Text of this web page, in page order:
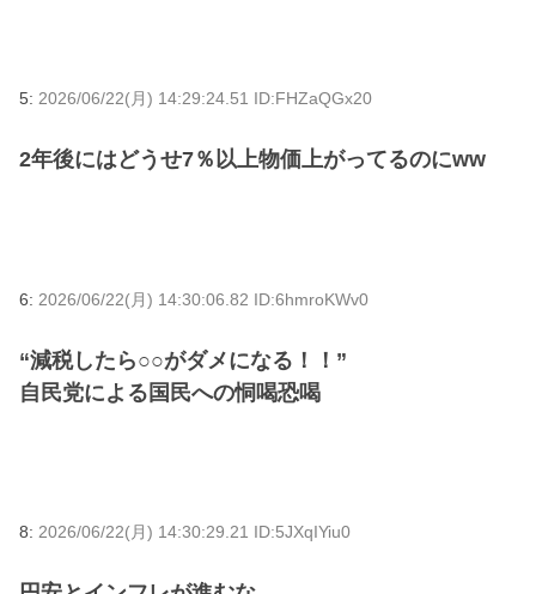
5: 2026/06/22(月) 14:29:24.51 ID:FHZaQGx20
2年後にはどうせ7％以上物価上がってるのにww
6: 2026/06/22(月) 14:30:06.82 ID:6hmroKWv0
“減税したら○○がダメになる！！”
自民党による国民への恫喝恐喝
8: 2026/06/22(月) 14:30:29.21 ID:5JXqIYiu0